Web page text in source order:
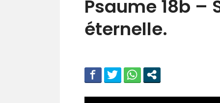
Psaume 18b –
éternelle.